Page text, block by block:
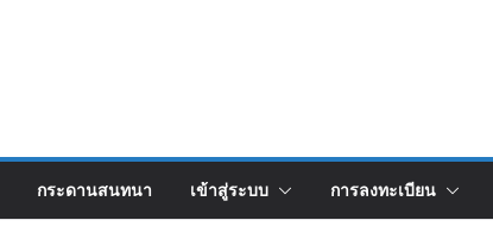
กระดานสนทนา เข้าสู่ระบบ การลงทะเบียน